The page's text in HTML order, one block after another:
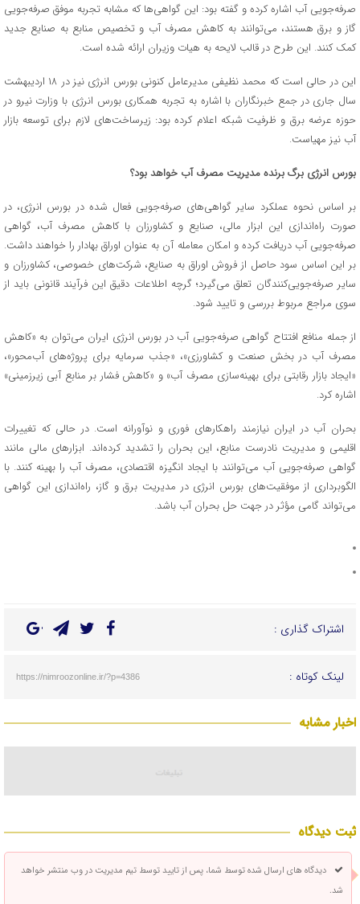
صرفه‌جویی آب اشاره کرده و گفته بود: این گواهی‌ها که مشابه تجربه موفق صرفه‌جویی
گاز و برق هستند، می‌توانند به کاهش مصرف آب و تخصیص منابع به صنایع جدید
کمک کنند. این طرح در قالب لایحه به هیات وزیران ارائه شده است.
این در حالی است که محمد نظیفی مدیرعامل کنونی بورس انرژی نیز در ۱۸ اردیبهشت
سال جاری در جمع خبرنگاران با اشاره به تجربه همکاری بورس انرژی با وزارت نیرو در
حوزه عرضه برق و ظرفیت شبکه اعلام کرده بود: زیرساخت‌های لازم برای توسعه بازار
آب نیز مهیاست.
بورس انرژی برگ برنده مدیریت مصرف آب خواهد بود؟
بر اساس نحوه عملکرد سایر گواهی‌های صرفه‌جویی فعال شده در بورس انرژی، در
صورت راه‌اندازی این ابزار مالی، صنایع و کشاورزان با کاهش مصرف آب، گواهی
صرفه‌جویی آب دریافت کرده و امکان معامله آن به عنوان اوراق بهادار را خواهند داشت.
بر این اساس سود حاصل از فروش اوراق به صنایع، شرکت‌های خصوصی، کشاورزان و
سایر صرفه‌جویی‌کنندگان تعلق می‌گیرد؛ گرچه اطلاعات دقیق این فرآیند قانونی باید از
سوی مراجع مربوط بررسی و تایید شود.
از جمله منافع افتتاح گواهی صرفه‌جویی آب در بورس انرژی ایران می‌توان به «کاهش
مصرف آب در بخش صنعت و کشاورزی»، «جذب سرمایه برای پروژه‌های آب‌محور»،
«ایجاد بازار رقابتی برای بهینه‌سازی مصرف آب» و «کاهش فشار بر منابع آبی زیرزمینی»
اشاره کرد.
بحران آب در ایران نیازمند راهکارهای فوری و نوآورانه است. در حالی که تغییرات
اقلیمی و مدیریت نادرست منابع، این بحران را تشدید کرده‌اند. ابزارهای مالی مانند
گواهی صرفه‌جویی آب می‌توانند با ایجاد انگیزه اقتصادی، مصرف آب را بهینه کنند. با
الگوبرداری از موفقیت‌های بورس انرژی در مدیریت برق و گاز، راه‌اندازی این گواهی
می‌تواند گامی مؤثر در جهت حل بحران آب باشد.
اشتراک گذاری :
لینک کوتاه : https://nimroozonline.ir/?p=4386
اخبار مشابه
ثبت دیدگاه
دیدگاه های ارسال شده توسط شما، پس از تایید توسط تیم مدیریت در وب منتشر خواهد
شد.